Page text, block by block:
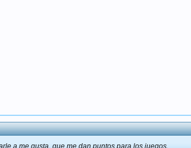
a me gusta, que me dan puntos para los juegos.